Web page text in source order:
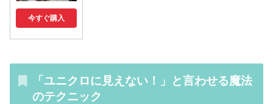
今すぐ購入
「ユニクロに見えない！」と言わせる魔法
のテクニック